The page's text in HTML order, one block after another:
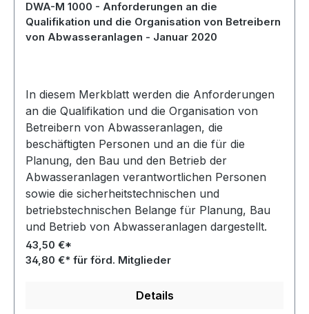
DWA-M 1000 - Anforderungen an die
Qualifikation und die Organisation von Betreibern
von Abwasseranlagen - Januar 2020
In diesem Merkblatt werden die Anforderungen
an die Qualifikation und die Organisation von
Betreibern von Abwasseranlagen, die
beschäftigten Personen und an die für die
Planung, den Bau und den Betrieb der
Abwasseranlagen verantwortlichen Personen
sowie die sicherheitstechnischen und
betriebstechnischen Belange für Planung, Bau
und Betrieb von Abwasseranlagen dargestellt.
43,50 €*
34,80 €* für förd. Mitglieder
Details